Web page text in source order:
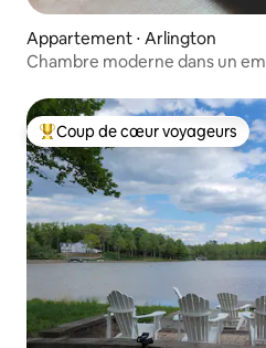
Appartement ⋅ Arlington
Chambre moderne dans un
Coups de cœur voyageurs les
Coup de cœur voyageurs